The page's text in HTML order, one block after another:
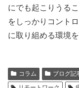
にでも起こりうる
をしっかりコント
に取り組める環境
コラム ブログ記